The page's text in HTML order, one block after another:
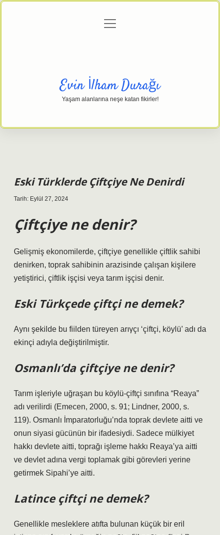
Gizlilik Politikası
menüyü
Evin İlham Durağı
Yaşam alanlarına neşe katan fikirler!
Eski Türklerde Çiftçiye Ne Denirdi
Tarih: Eylül 27, 2024
Çiftçiye ne denir?
Gelişmiş ekonomilerde, çiftçiye genellikle çiftlik sahibi
denirken, toprak sahibinin arazisinde çalışan kişilere
yetiştirici, çiftlik işçisi veya tarım işçisi denir.
Eski Türkçede çiftçi ne demek?
Aynı şekilde bu fiilden türeyen arıγçı ‘çiftçi, köylü’ adı da
ekinçi adıyla değiştirilmiştir.
Osmanlı’da çiftçiye ne denir?
Tarım işleriyle uğraşan bu köylü-çiftçi sınıfına “Reaya”
adı verilirdi (Emecen, 2000, s. 91; Lindner, 2000, s.
119). Osmanlı İmparatorluğu’nda toprak devlete aitti ve
onun siyasi gücünün bir ifadesiydi. Sadece mülkiyet
hakkı devlete aitti, toprağı işleme hakkı Reaya’ya aitti
ve devlet adına vergi toplamak gibi görevleri yerine
getirmek Sipahi’ye aitti.
Latince çiftçi ne demek?
Genellikle mesleklere atıfta bulunan küçük bir eril